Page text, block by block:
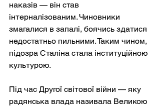
наказів — він став
інтерналізованим. Чиновники
змагалися в запалі, боячись здатися
недостатньо пильними. Таким чином,
підозра Сталіна стала інституційною
культурою.
Під час Другої світової війни — яку
радянська влада називала Великою